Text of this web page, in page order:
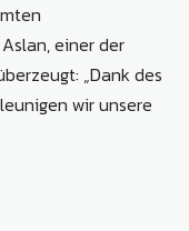
einer der
„Dank des
wir unsere